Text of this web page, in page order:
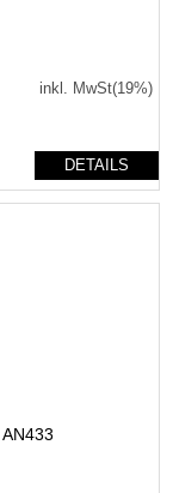
inkl. MwSt(19%)
DETAILS